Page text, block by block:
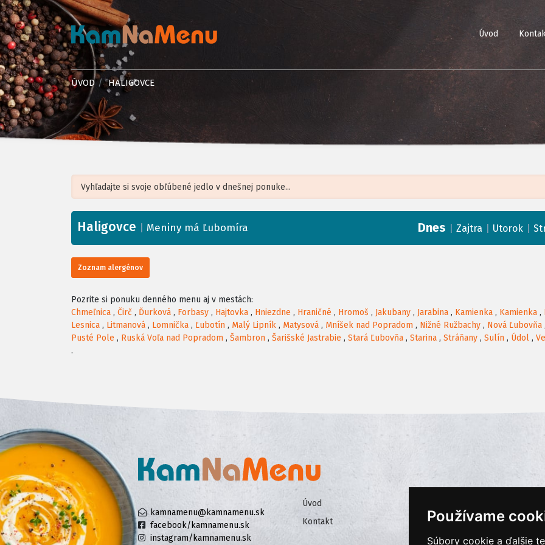
Používame
Súbory cookie a ďalšie
Úvod
ÚVOD HALIGOVCE
+
−
Haligovce Meniny má Ľubomíra Dnes Zajtra Utorok
Zoznam alergénov
Pozrite si ponuku denného menu aj v mestách:
Chmeľnica , Čirč , Ďurková , Forbasy , Hajtovka , Hniezdne , Hraničné , Hromoš , Jakubany , Jarabina , Kamienka , Kamienka ,
Lesnica , Litmanová , Lomnička , Ľubotín , Malý Lipník , Matysová , Mníšek nad Popradom , Nižné Ružbachy , Nová Ľubovňa ,
Pusté Pole , Ruská Voľa nad Popradom , Šambron , Šarišské Jastrabie , Stará Ľubovňa , Starina , Stráňany , Sulín , Údol ,
.
kamnamenu@kamnamenu.sk
facebook/kamnamenu.sk
instagram/kamnamenu.sk
Úvod
Kontakt
Ochrana osobných údajov
Cookies